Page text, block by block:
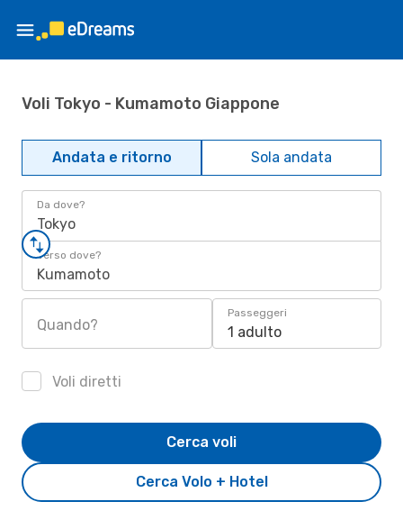
Voli Tokyo - Kumamoto Giappone
Andata e ritorno Sola andata
Da dove?
Tokyo
Verso dove?
Kumamoto
Quando?
Passeggeri
1 adulto
Voli diretti
Cerca Volo + Hotel
Cerca voli